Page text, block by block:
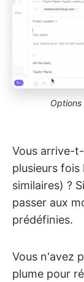
Vous arrive-
plusieurs fois
similaires) ?
passer aux
prédéfinies.
Vous n'avez
plume pour